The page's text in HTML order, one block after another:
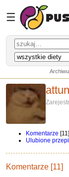
☰
Komentarze [11]
Ulubione
Komentarze [11]